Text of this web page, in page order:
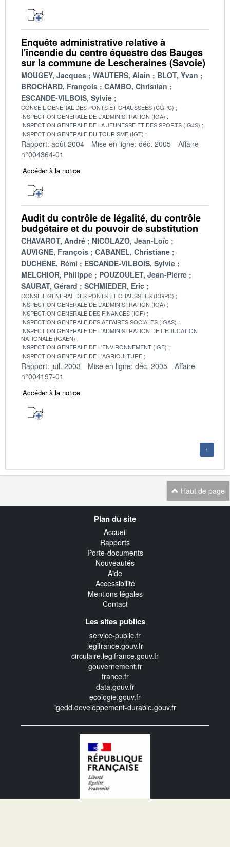
Enquête administrative relative à
l'incendie du centre équestre des Bauges
sur la commune de Lescheraines (Savoie)
MOUGEY, Jacques WAUTERS, Alain
BLOT, Yvan
BROCHARD, François
CAMBO, Christian
ESCANDE-VILBOIS, Sylvie
CONSEIL GENERAL DES PONTS ET CHAUSSEES (CGPC)
INSPECTION GENERALE DE L'ADMINISTRATION (IGA)
INSPECTION GENERALE DE LA JEUNESSE ET DES SPORTS (IGJS)
INSPECTION GENERALE DU TOURISME (IGT)
Rapport: août 2004 Mise en ligne: déc. 2005
Affaire
n°004364-01
Accéder à la notice
Audit du contrôle de légalité, du contrôle
budgétaire et du pouvoir de substitution
CHAVAROT, André
NICOLAZO, Jean-Loïc
AUVIGNE, François
CABANEL, Christiane
DUCHENE, Rémi
ESCANDE-VILBOIS, Sylvie
MELCHIOR, Philippe
POUZOULET, Jean-Pierre
SAURAT, Gérard
SCHMIEDER, Eric
CONSEIL GENERAL DES PONTS ET CHAUSSEES (CGPC)
INSPECTION GENERALE DE L'ADMINISTRATION (IGA)
INSPECTION GENERALE DES FINANCES (IGF)
INSPECTION GENERALE DES AFFAIRES SOCIALES (IGAS)
INSPECTION GENERALE DE L'ADMINISTRATION DE L'EDUCATION
NATIONALE (IGAEN)
INSPECTION GENERALE DE L'ENVIRONNEMENT (IGE)
INSPECTION GENERALE DE L'AGRICULTURE
Rapport: juil. 2003 Mise en ligne: déc. 2005
Affaire
n°004197-01
Accéder à la notice
1
Haut de page
Plan du site
Accueil
Rapports
Porte-documents
Nouveautés
Aide
Accessibilité
Mentions légales
Contact
Les sites publics
service-public.fr
legifrance.gouv.fr
circulaire.legifrance.gouv.fr
gouvernement.fr
france.fr
data.gouv.fr
ecologie.gouv.fr
igedd.developpement-durable.gouv.fr